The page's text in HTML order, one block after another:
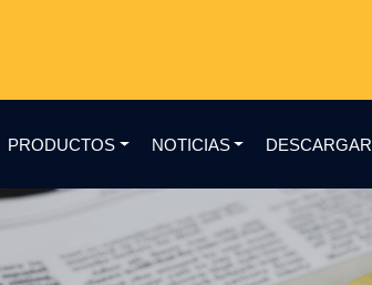
PRODUCTOS NOTICIAS DESCARGAR